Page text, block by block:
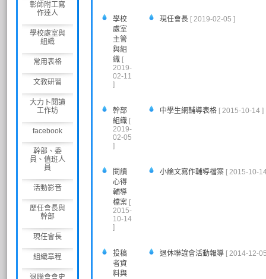
彰師附工寫
作達人
學校處室與
組織
常用表格
文教研習
大力卜閱讀
工作坊
facebook
幹部、委
員、值班人
員
活動影音
歷任會長與
幹部
現任會長
組織章程
退聯會會史
學校
處室
主管
與組
織 [
2019-
02-11
]
現任會長 [ 2019-02-05 ]
幹部
組織 [
2019-
02-05
]
中學生網輔導表格 [ 2015-10-14 ]
閱讀
心得
輔導
檔案 [
2015-
10-14
]
小論文寫作輔導檔案 [ 2015-10-
投稿
者資
料與
退休聯誼會活動報導 [ 2014-12-